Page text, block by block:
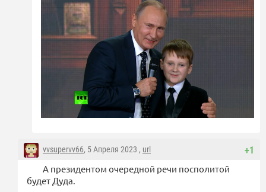
+1
vvsupervv66, 5 Апреля 2023 , url
А президентом очередной речи посполитой
будет Дуда.